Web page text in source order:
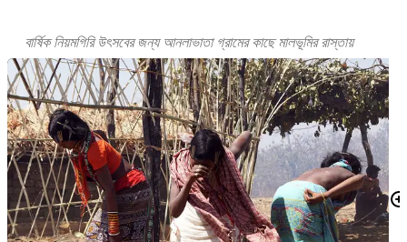
বার্ষিক নিয়মগিরি উৎসবের জন্য আনলাভাতা গ্রামের কাছে মালভূমির রাস্তায়